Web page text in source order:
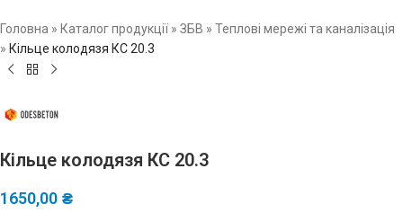
Головна » Каталог продукції » ЗБВ » Теплові мережі та каналізація
» Кільце колодязя КС 20.3
Кільце колодязя КС 20.3
1650,00 ₴